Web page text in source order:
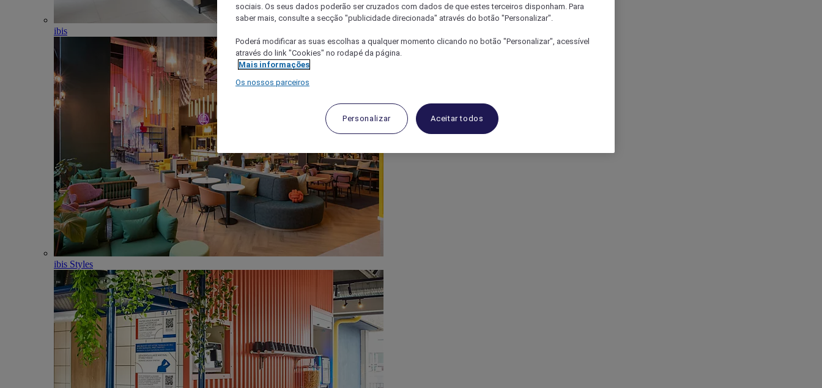
ibis
ibis Styles
sociais. Os seus dados poderão ser cruzados com dados de que estes terceiros disponham. Para
saber mais, consulte a secção "publicidade direcionada" através do botão "Personalizar".
Poderá modificar as suas escolhas a qualquer momento clicando no botão "Personalizar", acessível
através do link "Cookies" no rodapé da página.
Mais informações
Os nossos parceiros
Personalizar Aceitar todos